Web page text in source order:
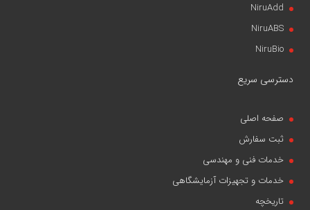
NiruAdd
NiruABS
NiruBio
دسترسی سریع
صفحه اصلی
ثبت سفارش
خدمات فنی و مهندسی
خدمات و تجهیزات آزمایشگاهی
تاریخچه